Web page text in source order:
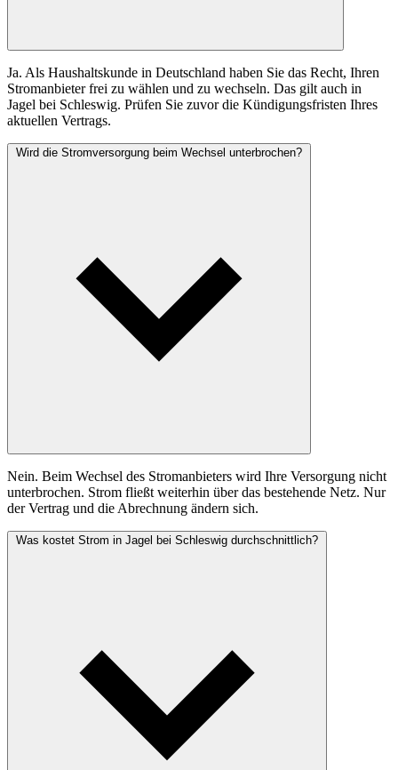
Ja. Als Haushaltskunde in Deutschland haben Sie das Recht, Ihren
Stromanbieter frei zu wählen und zu wechseln. Das gilt auch in
Jagel bei Schleswig. Prüfen Sie zuvor die Kündigungsfristen Ihres
aktuellen Vertrags.
Wird die Stromversorgung beim Wechsel unterbrochen?
Nein. Beim Wechsel des Stromanbieters wird Ihre Versorgung nicht
unterbrochen. Strom fließt weiterhin über das bestehende Netz. Nur
der Vertrag und die Abrechnung ändern sich.
Was kostet Strom in Jagel bei Schleswig durchschnittlich?